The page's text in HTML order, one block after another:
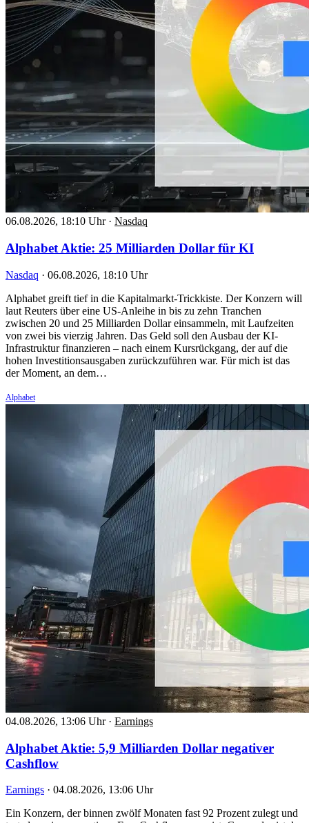
06.08.2026, 18:10 Uhr · Nasdaq
Alphabet Aktie: 25 Milliarden Dollar für KI
Nasdaq · 06.08.2026, 18:10 Uhr
Alphabet greift tief in die Kapitalmarkt-Trickkiste. Der Konzern will
laut Reuters über eine US-Anleihe in bis zu zehn Tranchen
zwischen 20 und 25 Milliarden Dollar einsammeln, mit Laufzeiten
von zwei bis vierzig Jahren. Das Geld soll den Ausbau der KI-
Infrastruktur finanzieren – nach einem Kursrückgang, der auf die
hohen Investitionsausgaben zurückzuführen war. Für mich ist das
der Moment, an dem…
Alphabet
04.08.2026, 13:06 Uhr · Earnings
Alphabet Aktie: 5,9 Milliarden Dollar negativer
Cashflow
Earnings · 04.08.2026, 13:06 Uhr
Ein Konzern, der binnen zwölf Monaten fast 92 Prozent zulegt und